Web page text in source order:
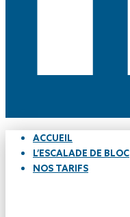
ACCUEIL
L’ESCALADE DE BLOC
NOS TARIFS